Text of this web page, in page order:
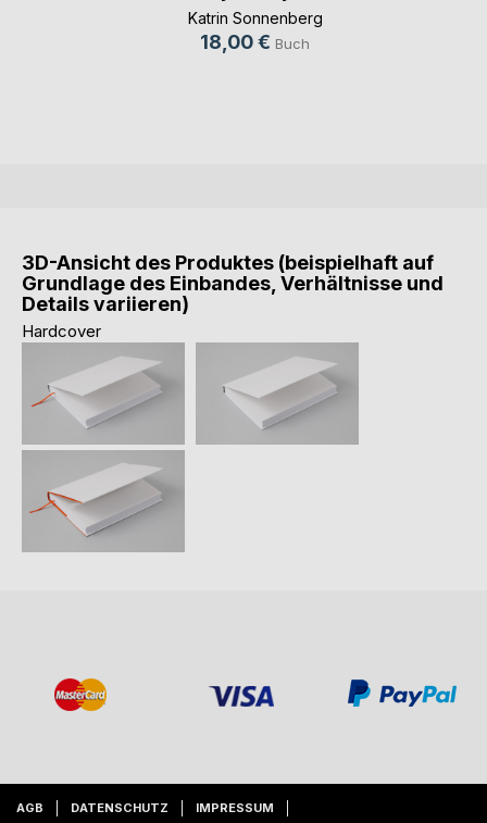
Katrin Sonnenberg
18,00 € Buch
3D-Ansicht des Produktes (beispielhaft auf
Grundlage des Einbandes, Verhältnisse und
Details variieren)
Hardcover
AGB DATENSCHUTZ IMPRESSUM